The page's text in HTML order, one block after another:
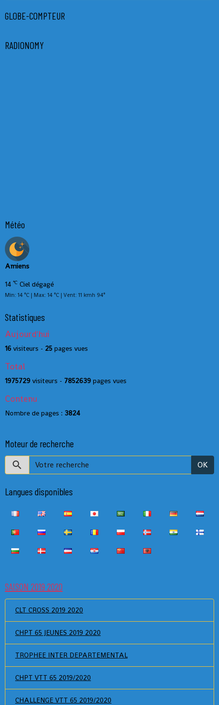
GLOBE-COMPTEUR
RADIONOMY
Météo
Amiens
14 °C Ciel dégagé
Min: 14 °C | Max: 14 °C | Vent: 11 kmh 94°
Statistiques
Aujourd'hui
16 visiteurs - 25 pages vues
Total
1975729 visiteurs - 7852639 pages vues
Contenu
Nombre de pages : 3824
Moteur de recherche
OK
Langues disponibles
SAISON 2019 2020
CLT CROSS 2019 2020
CHPT 65 JEUNES 2019 2020
TROPHEE INTER DEPARTEMENTAL
CHPT VTT 65 2019/2020
CHALLENGE VTT 65 2019/2020